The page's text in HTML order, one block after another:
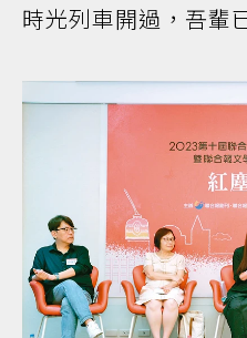
時光列車開過，吾輩